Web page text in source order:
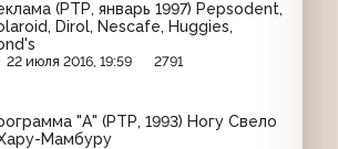
(РТР, январь 1997) Pepsodent,
Dirol, Nescafe, Huggies,
22 июля 2016, 19:59 2791
"А" (РТР, 1993) Ногу Свело
Мамбуру